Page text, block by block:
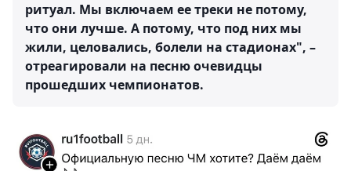
ритуал. Мы включаем ее треки не потому,
что они лучше. А потому, что под них мы
жили, целовались, болели на стадионах", –
отреагировали на песню очевидцы
прошедших чемпионатов.